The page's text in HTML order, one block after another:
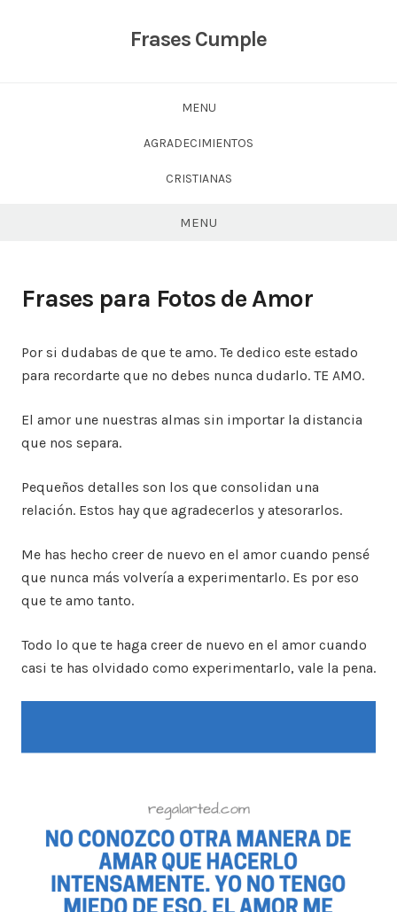
Frases Cumple
MENU
AGRADECIMIENTOS
CRISTIANAS
MENU
Frases para Fotos de Amor
Por si dudabas de que te amo. Te dedico este estado
para recordarte que no debes nunca dudarlo. TE AMO.
El amor une nuestras almas sin importar la distancia
que nos separa.
Pequeños detalles son los que consolidan una
relación. Estos hay que agradecerlos y atesorarlos.
Me has hecho creer de nuevo en el amor cuando pensé
que nunca más volvería a experimentarlo. Es por eso
que te amo tanto.
Todo lo que te haga creer de nuevo en el amor cuando
casi te has olvidado como experimentarlo, vale la pena.